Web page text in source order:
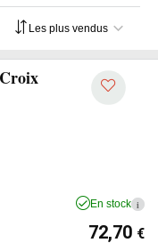
En stock i
72,70 €